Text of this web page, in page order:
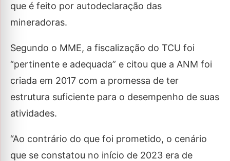
que é feito por autodeclaração das
mineradoras.
Segundo o MME, a fiscalização do TCU foi
“pertinente e adequada” e citou que a ANM foi
criada em 2017 com a promessa de ter
estrutura suficiente para o desempenho de suas
atividades.
“Ao contrário do que foi prometido, o cenário
que se constatou no início de 2023 era de